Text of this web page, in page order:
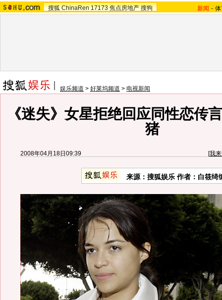
搜狐 ChinaRen 17173 焦点房地产 搜狗 新闻 -
娱乐频道 > 好莱坞频道 > 电视新闻
《迷失》女星拒绝回应同性恋传
猪
2008年04月18日09:39 [我
来源：搜狐娱乐 作者：白筱绮